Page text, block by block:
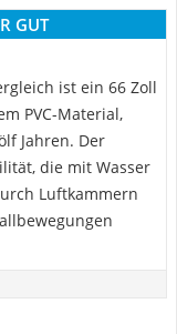
GUT
ist ein 66 Zoll
PVC-Material,
Jahren. Der
die mit Wasser
Luftkammern